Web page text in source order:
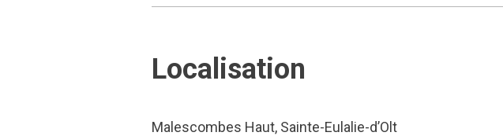
Localisation
Malescombes Haut, Sainte-Eulalie-d’Olt